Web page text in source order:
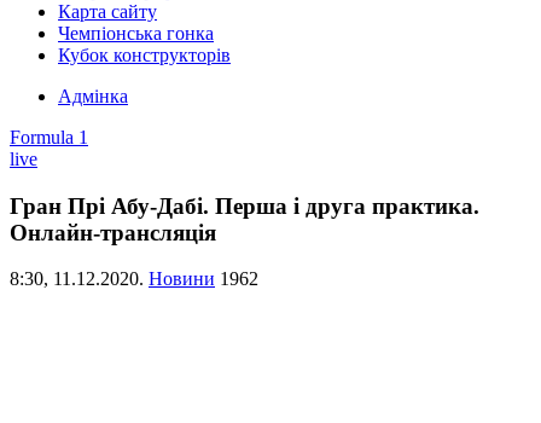
Карта сайту
Чемпіонська гонка
Кубок конструкторів
Адмінка
Formula 1
live
Гран Прі Абу-Дабі. Перша і друга практика.
Онлайн-трансляція
8:30, 11.12.2020. Новини 1962